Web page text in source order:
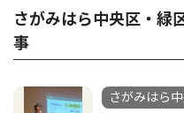
さがみはら中央区・緑
事
さがみはら